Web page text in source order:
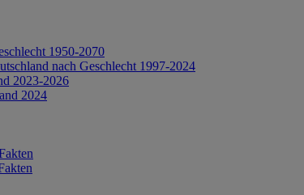
1950-2070
nach Geschlecht 1997-2024
2023-2026
2024